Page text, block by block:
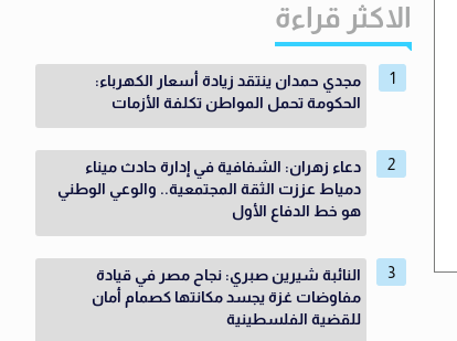
الاكثر قراءة
مجدي حمدان ينتقد زيادة أسعار الكهرباء:
الحكومة تحمل المواطن تكلفة الأزمات
دعاء زهران: الشفافية في إدارة حادث ميناء
دمياط عززت الثقة المجتمعية.. والوعي الوطني
هو خط الدفاع الأول
النائبة شيرين صبري: نجاح مصر في قيادة
مفاوضات غزة يجسد مكانتها كصمام أمان
للقضية الفلسطينية